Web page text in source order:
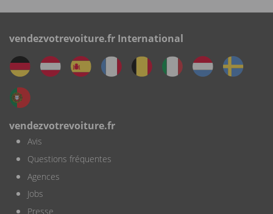
vendezvotrevoiture.fr International
vendezvotrevoiture.fr
Avis
Questions fréquentes
Agences
Jobs
Presse